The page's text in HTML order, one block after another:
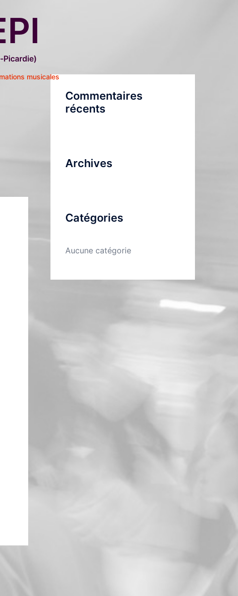
Picardie)
musicales
Commentaires
récents
Archives
Catégories
Aucune catégorie